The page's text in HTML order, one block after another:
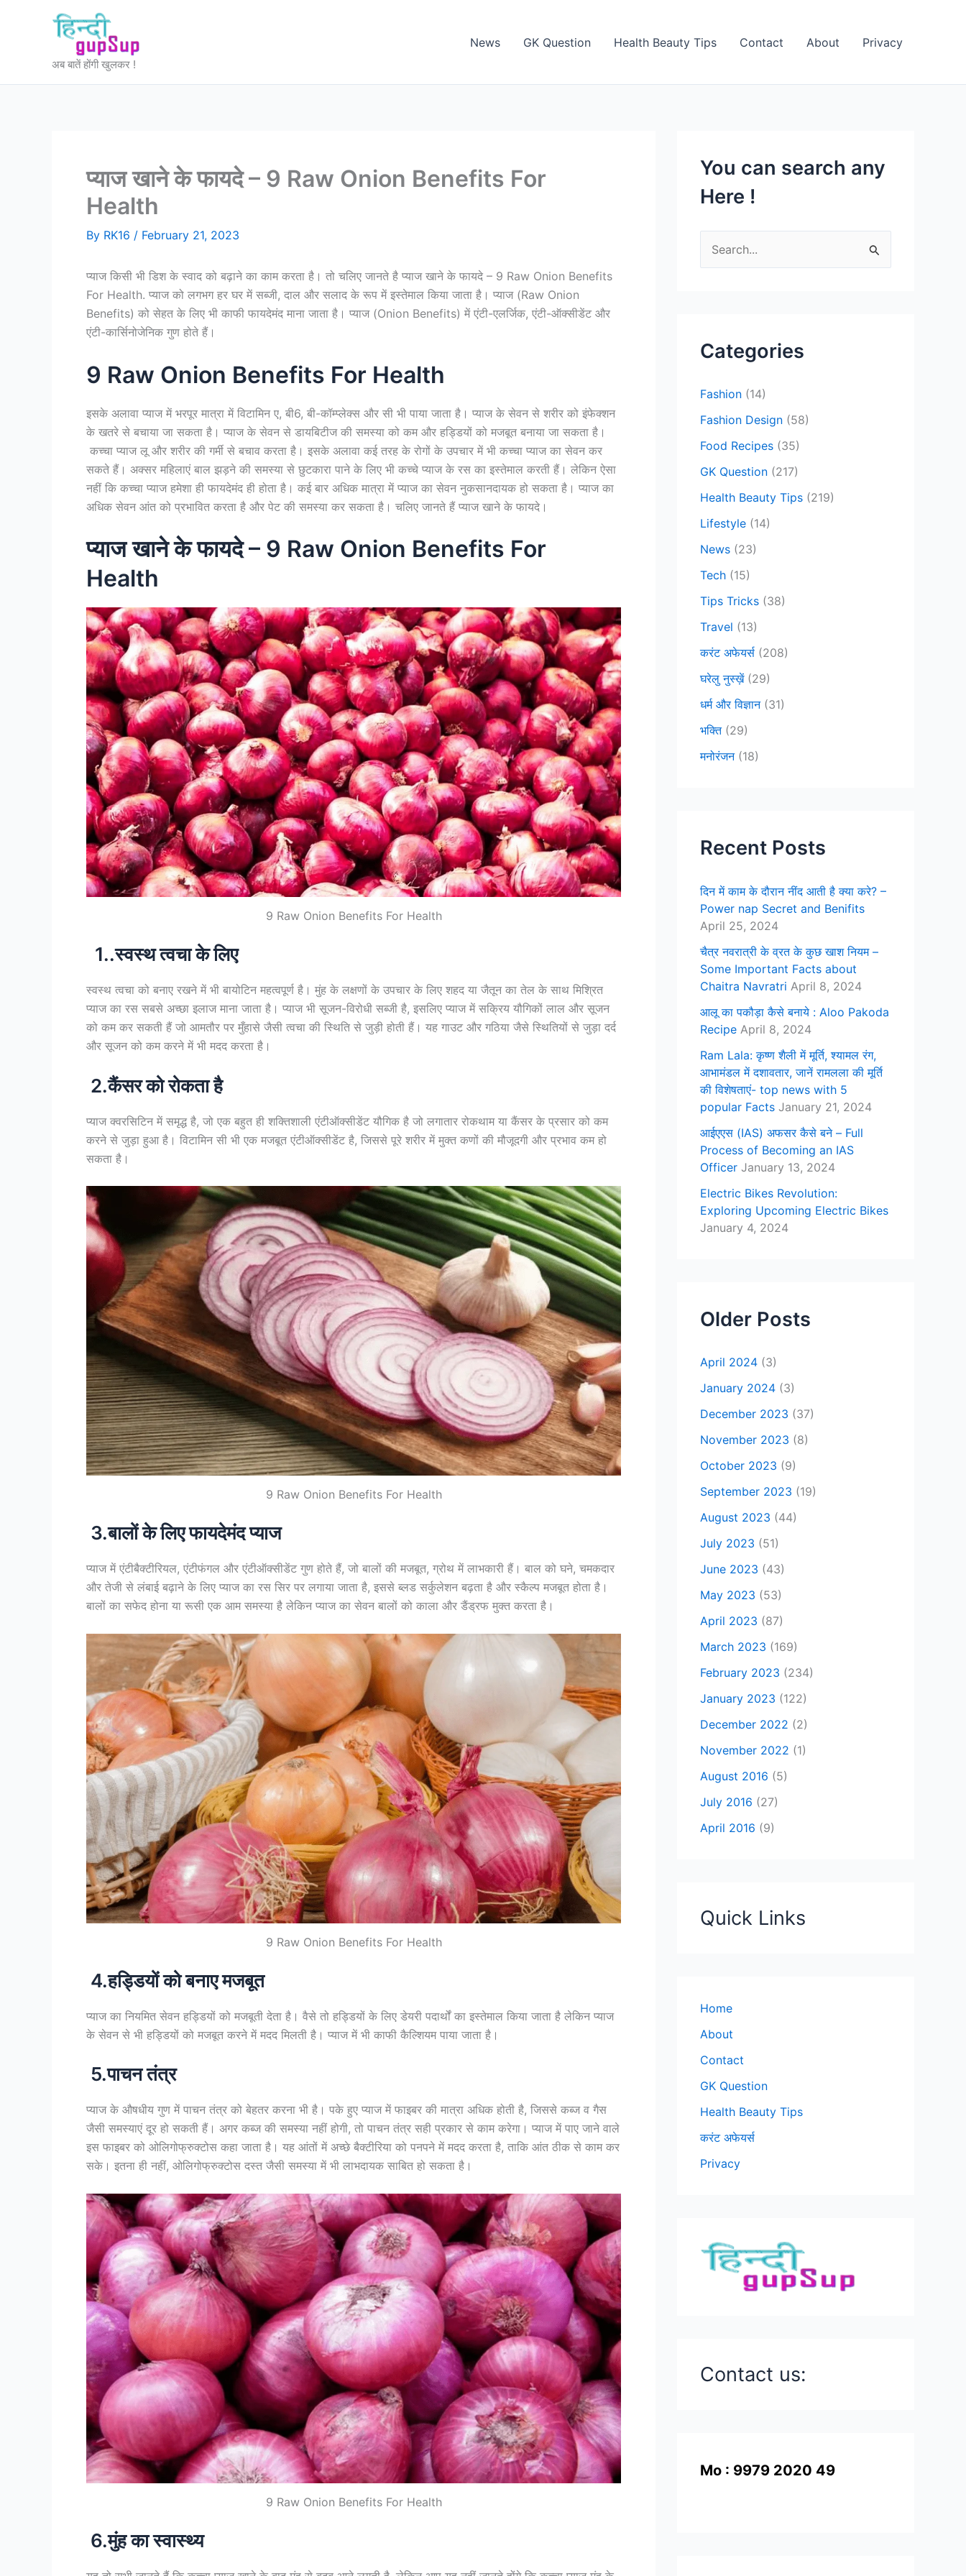
अब बातें होंगी खुलकर !
News GK Question Health Beauty Tips Contact About Privacy
प्याज खाने के फायदे – 9 Raw Onion Benefits For
Health
By RK16 / February 21, 2023
प्याज किसी भी डिश के स्वाद को बढ़ाने का काम करता है। तो चलिए जानते है प्याज खाने के फायदे – 9 Raw Onion Benefits
For Health. प्याज को लगभग हर घर में सब्जी, दाल और सलाद के रूप में इस्तेमाल किया जाता है। प्याज (Raw Onion
Benefits) को सेहत के लिए भी काफी फायदेमंद माना जाता है। प्याज (Onion Benefits) में एंटी-एलर्जिक, एंटी-ऑक्सीडेंट और
एंटी-कार्सिनोजेनिक गुण होते हैं।
9 Raw Onion Benefits For Health
इसके अलावा प्याज में भरपूर मात्रा में विटामिन ए, बी6, बी-कॉम्प्लेक्स और सी भी पाया जाता है। प्याज के सेवन से शरीर को इंफेक्शन
के खतरे से बचाया जा सकता है। प्याज के सेवन से डायबिटीज की समस्या को कम और हड्डियों को मजबूत बनाया जा सकता है।
कच्चा प्याज लू और शरीर की गर्मी से बचाव करता है। इसके अलावा कई तरह के रोगों के उपचार में भी कच्चा प्याज का सेवन कर
सकते हैं। अक्सर महिलाएं बाल झड़ने की समस्या से छुटकारा पाने के लिए भी कच्चे प्याज के रस का इस्तेमाल करती हैं। लेकिन ऐसा
नहीं कि कच्चा प्याज हमेशा ही फायदेमंद ही होता है। कई बार अधिक मात्रा में प्याज का सेवन नुकसानदायक हो सकता है। प्याज का
अधिक सेवन आंत को प्रभावित करता है और पेट की समस्या कर सकता है। चलिए जानते हैं प्याज खाने के फायदे।
प्याज खाने के फायदे – 9 Raw Onion Benefits For
Health
9 Raw Onion Benefits For Health
1..स्वस्थ त्वचा के लिए
स्वस्थ त्वचा को बनाए रखने में भी बायोटिन महत्वपूर्ण है। मुंह के लक्षणों के उपचार के लिए शहद या जैतून का तेल के साथ मिश्रित
प्याज का रस सबसे अच्छा इलाज माना जाता है। प्याज भी सूजन-विरोधी सब्जी है, इसलिए प्याज में सक्रिय यौगिकों लाल और सूजन
को कम कर सकती हैं जो आमतौर पर मुँहासे जैसी त्वचा की स्थिति से जुड़ी होती हैं। यह गाउट और गठिया जैसे स्थितियों से जुड़ा दर्द
और सूजन को कम करने में भी मदद करता है।
2.कैंसर को रोकता है
प्याज क्वरसिटिन में समृद्ध है, जो एक बहुत ही शक्तिशाली एंटीऑक्सीडेंट यौगिक है जो लगातार रोकथाम या कैंसर के प्रसार को कम
करने से जुड़ा हुआ है। विटामिन सी भी एक मजबूत एंटीऑक्सीडेंट है, जिससे पूरे शरीर में मुक्त कणों की मौजूदगी और प्रभाव कम हो
सकता है।
9 Raw Onion Benefits For Health
3.बालों के लिए फायदेमंद प्याज
प्याज में एंटीबैक्टीरियल, एंटीफंगल और एंटीऑक्सीडेंट गुण होते हैं, जो बालों की मजबूत, ग्रोथ में लाभकारी हैं। बाल को घने, चमकदार
और तेजी से लंबाई बढ़ाने के लिए प्याज का रस सिर पर लगाया जाता है, इससे ब्लड सर्कुलेशन बढ़ता है और स्कैल्प मजबूत होता है।
बालों का सफेद होना या रूसी एक आम समस्या है लेकिन प्याज का सेवन बालों को काला और डैंड्रफ मुक्त करता है।
9 Raw Onion Benefits For Health
4.हड्डियों को बनाए मजबूत
प्याज का नियमित सेवन हड्डियों को मजबूती देता है। वैसे तो हड्डियों के लिए डेयरी पदार्थों का इस्तेमाल किया जाता है लेकिन प्याज
के सेवन से भी हड्डियों को मजबूत करने में मदद मिलती है। प्याज में भी काफी कैल्शियम पाया जाता है।
5.पाचन तंत्र
प्याज के औषधीय गुण में पाचन तंत्र को बेहतर करना भी है। पके हुए प्याज में फाइबर की मात्रा अधिक होती है, जिससे कब्ज व गैस
जैसी समस्याएं दूर हो सकती हैं। अगर कब्ज की समस्या नहीं होगी, तो पाचन तंत्र सही प्रकार से काम करेगा। प्याज में पाए जाने वाले
इस फाइबर को ओलिगोफ्रुक्टोस कहा जाता है। यह आंतों में अच्छे बैक्टीरिया को पनपने में मदद करता है, ताकि आंत ठीक से काम कर
सके। इतना ही नहीं, ओलिगोफ्रुक्टोस दस्त जैसी समस्या में भी लाभदायक साबित हो सकता है।
9 Raw Onion Benefits For Health
6.मुंह का स्वास्थ्य
You can search any
Here !
e
h
o
r
:
Categories
Fashion (14)
Fashion Design (58)
Food Recipes (35)
GK Question (217)
Health Beauty Tips (219)
Lifestyle (14)
News (23)
Tech (15)
Tips Tricks (38)
Travel (13)
करंट अफेयर्स (208)
घरेलु नुस्ख़ें(29)
धर्म और विज्ञान(31)
भक्ति(29)
मनोरंजन(18)
Recent Posts
दिन में काम के दौरान नींद आती है क्या करे? –
Power nap Secret and Benifits
April 25, 2024
चैत्र नवरात्री के व्रत के कुछ खाश नियम –
Some Important Facts about
Chaitra Navratri April 8, 2024
आलू का पकौड़ा कैसे बनाये : Aloo Pakoda
Recipe April 8, 2024
Ram Lala: कृष्ण शैली में मूर्ति, श्यामल रंग,
आभामंडल में दशावतार, जानें रामलला की मूर्ति
की विशेषताएं- top news with 5
popular Facts January 21, 2024
आईएएस (IAS) अफसर कैसे बने – Full
Process of Becoming an IAS
Officer January 13, 2024
Electric Bikes Revolution:
Exploring Upcoming Electric Bikes
January 4, 2024
Older Posts
April 2024 (3)
January 2024 (3)
December 2023 (37)
November 2023 (8)
October 2023 (9)
September 2023 (19)
August 2023 (44)
July 2023 (51)
June 2023 (43)
May 2023 (53)
April 2023 (87)
March 2023 (169)
February 2023 (234)
January 2023 (122)
December 2022 (2)
November 2022 (1)
August 2016 (5)
July 2016 (27)
April 2016 (9)
Quick Links
Home
About
Contact
GK Question
Health Beauty Tips
करंट अफेयर्स
Privacy
Contact us:
Mo : 9979 2020 49